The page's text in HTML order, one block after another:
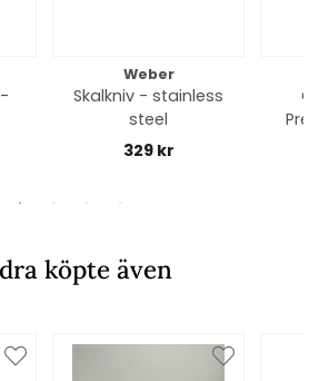
Weber
Skalkniv - stainless
steel
329 kr
köpte även